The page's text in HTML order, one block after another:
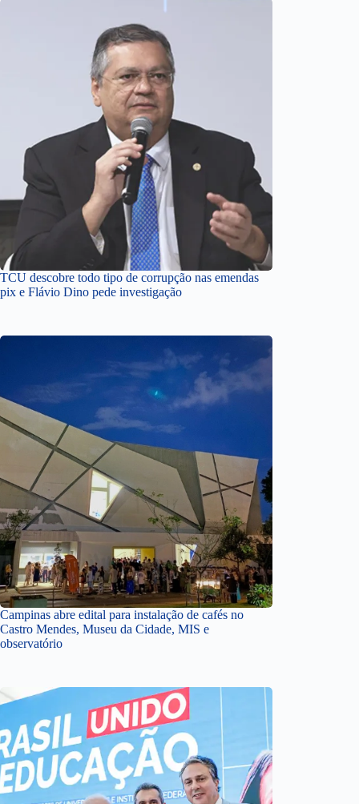
TCU descobre todo tipo de corrupção nas emendas
pix e Flávio Dino pede investigação
Campinas abre edital para instalação de cafés no
Castro Mendes, Museu da Cidade, MIS e
observatório